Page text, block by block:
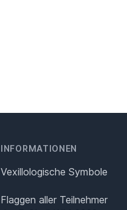
INFORMATIONEN
Vexillologische Symbole
Flaggen aller Teilnehmer